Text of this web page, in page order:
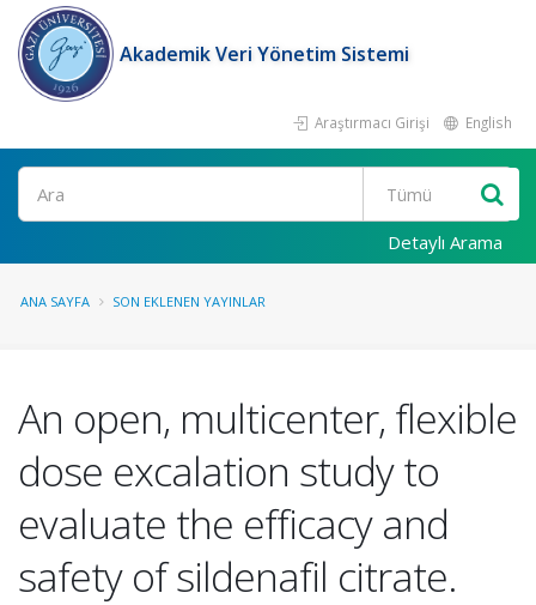
Akademik Veri Yönetim Sistemi
Araştırmacı Girişi English
Ara
Detaylı Arama
ANA SAYFA SON EKLENEN YAYINLAR
An open, multicenter, flexible
dose excalation study to
evaluate the efficacy and
safety of sildenafil citrate.